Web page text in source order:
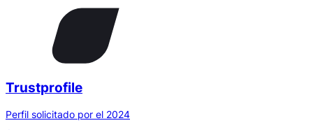
Trustprofile
Perfil solicitado por el 2024